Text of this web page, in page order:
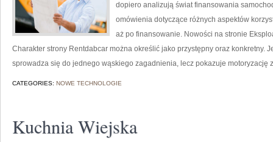
dopiero analizują świat finansowania
omówienia dotyczące różnych aspektów
aż po finansowanie. Nowości na stronie
Charakter strony Rentdabcar można określić jako przystępny oraz konkretny.
sprowadza się do jednego wąskiego zagadnienia, lecz pokazuje motoryzację
CATEGORIES: NOWE TECHNOLOGIE
Kuchnia Wiejska